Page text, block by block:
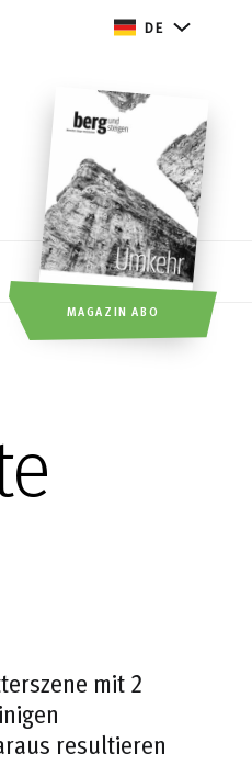
DE
MAGAZIN ABO
mit 2
resultieren